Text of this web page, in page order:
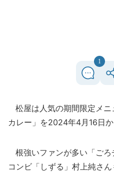
1
松屋は人気の期間限定メニ
カレー」を2024年4月16日か
根強いファンが多い「ごろ
コンビ「しずる」村上純さ